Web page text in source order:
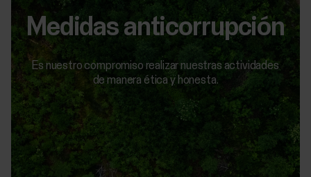
Medidas anticorrupción
Es nuestro compromiso realizar nuestras actividades
de manera ética y honesta.